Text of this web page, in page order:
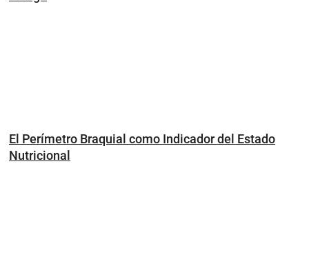
El Perímetro Braquial como Indicador del Estado
Nutricional